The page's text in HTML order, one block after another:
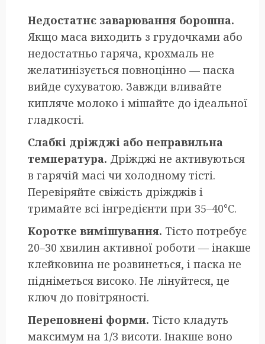
Недостатнє заварювання борошна.
Якщо маса виходить з грудочками або
недостатньо гаряча, крохмаль не
желатинізується повноцінно — паска
вийде сухуватою. Завжди вливайте
кипляче молоко і мішайте до ідеальної
гладкості.
Слабкі дріжджі або неправильна
температура. Дріжджі не активуються
в гарячій масі чи холодному тісті.
Перевіряйте свіжість дріжджів і
тримайте всі інгредієнти при 35–40°C.
Коротке вимішування. Тісто потребує
20–30 хвилин активної роботи — інакше
клейковина не розвинеться, і паска не
підніметься високо. Не лінуйтеся, це
ключ до повітряності.
Переповнені форми. Тісто кладуть
максимум на 1/3 висоти. Інакше воно